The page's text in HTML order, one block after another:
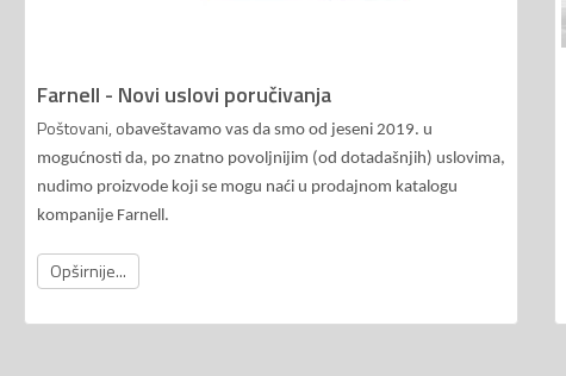
Farnell - Novi uslovi poručivanja
Poštovani, o baveštavamo vas da smo od jeseni 2019. u
mogućnosti da, po znatno povoljnijim (od dotadašnjih) uslovima,
nudimo proizvode koji se mogu naći u prodajnom katalogu
kompanije Farnell.
Opširnije...